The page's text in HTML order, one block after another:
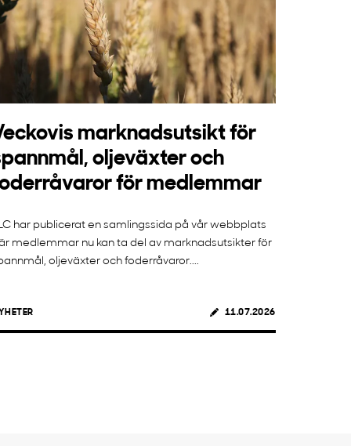
marknadsutsikt för
oljeväxter och
för medlemmar
har publicerat en samlingssida på vår webbplats
medlemmar nu kan ta del av marknadsutsikter för
oljeväxter och foderråvaror....
11.07.2026